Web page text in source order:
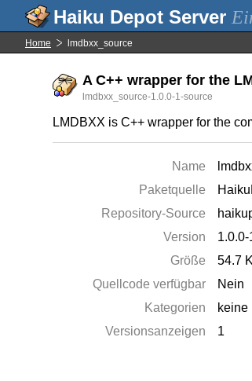
Home lmdbxx_source
A C++ wrapper for the
lmdbxx_source-1.0.0-1-source
LMDBXX is C++ wrapper for the
Name
Paketquelle
Repository-Source
Version
1.0.0-
Größe
54.7
Quellcode verfügbar
Nein
Kategorien
keine
Versionsanzeigen
1